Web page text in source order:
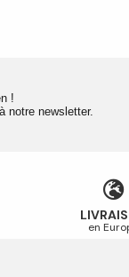
!
notre newsletter.
en